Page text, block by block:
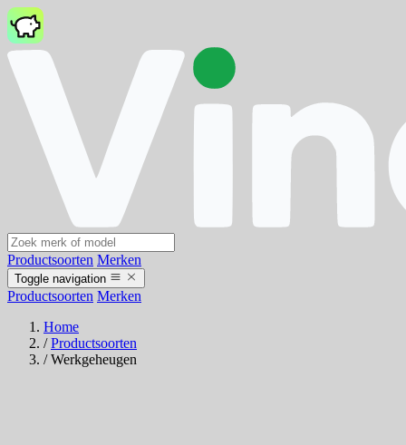
Productsoorten Merken
Toggle navigation
Productsoorten Merken
Home
/ Productsoorten
/ Werkgeheugen